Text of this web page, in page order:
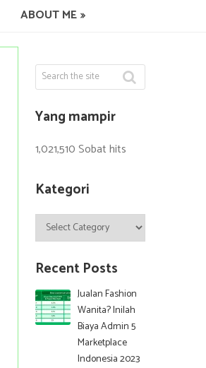
ABOUT ME
Yang mampir
1,021,510 Sobat hits
Kategori
Kategori
Recent Posts
Jualan Fashion
Wanita? Inilah
Biaya Admin 5
Marketplace
Indonesia 2023